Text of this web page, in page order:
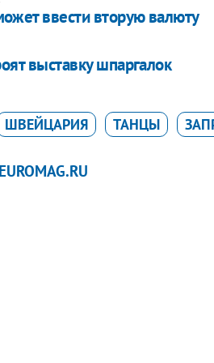
ввести вторую валюту
выставку шпаргалок
ШВЕЙЦАРИЯ ТАНЦЫ
EUROMAG.RU